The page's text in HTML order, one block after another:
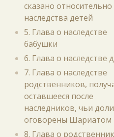
сказано относительно
наследства детей
5. Глава о наследстве
бабушки
6. Глава о наследстве
7. Глава о наследстве
родственников,
оставшееся после
наследников, чьи доли
оговорены Шариатом
8. Глава о